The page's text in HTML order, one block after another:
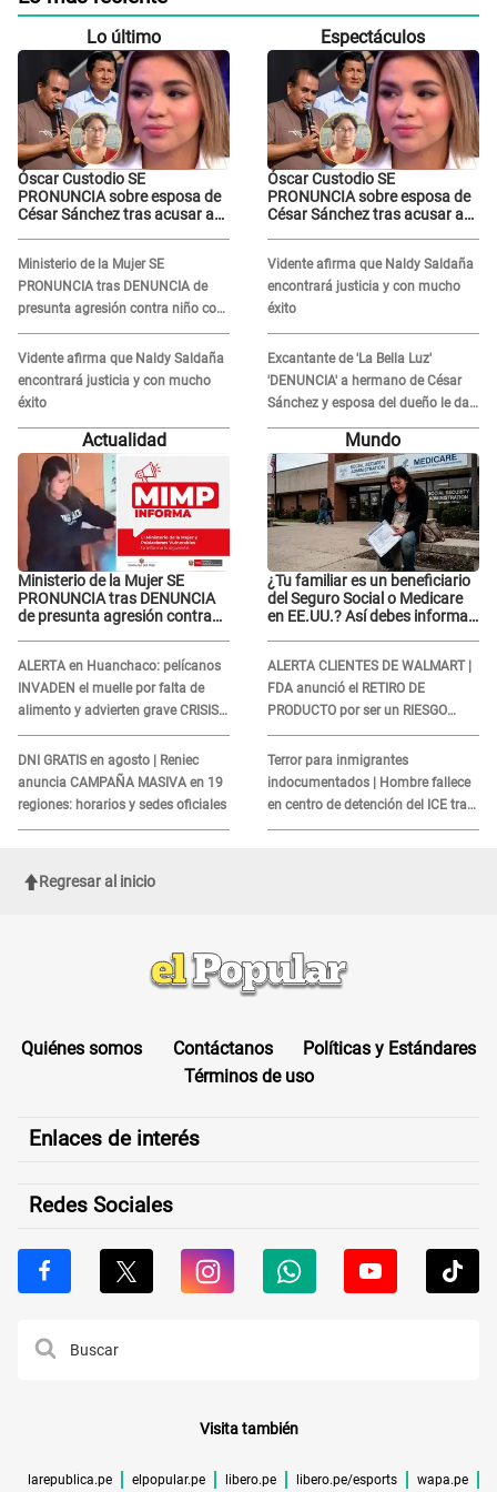
Lo último
Óscar Custodio SE
PRONUNCIA sobre esposa de
César Sánchez tras acusar a
de la justicia"
Ministerio de la Mujer SE
PRONUNCIA tras DENUNCIA de
presunta agresión contra niño con
autismo en Surco
Vidente afirma que Naldy Saldaña
encontrará justicia y con mucho
éxito
Espectáculos
Óscar Custodio SE
PRONUNCIA sobre esposa de
César Sánchez tras acusar a
de la justicia"
Vidente afirma que Naldy Saldaña
encontrará justicia y con mucho
éxito
Excantante de 'La Bella Luz'
'DENUNCIA' a hermano de César
Sánchez y esposa del dueño le da
INDIGNANTE respuesta: "Ellos son
así, tranquila"
Actualidad
Ministerio de la Mujer SE
PRONUNCIA tras DENUNCIA
de presunta agresión contra
ALERTA en Huanchaco: pelícanos
INVADEN el muelle por falta de
alimento y advierten grave CRISIS
en el mar
DNI GRATIS en agosto | Reniec
anuncia CAMPAÑA MASIVA en 19
regiones: horarios y sedes oficiales
Mundo
¿Tu familiar es un beneficiario
del Seguro Social o Medicare
en EE.UU.? Así debes informar
ALERTA CLIENTES DE WALMART |
FDA anunció el RETIRO DE
PRODUCTO por ser un RIESGO
MORTAL para consumidores: ¿Cuál
es?
Terror para inmigrantes
indocumentados | Hombre fallece
en centro de detención del ICE tras
sufrir una "emergencia médica"
Regresar al inicio
Quiénes somos Contáctanos
Políticas y Estándares
Términos de uso
Enlaces de interés
Redes Sociales
Visita también
larepublica.pe elpopular.pe libero.pe libero.pe/esports wapa.pe